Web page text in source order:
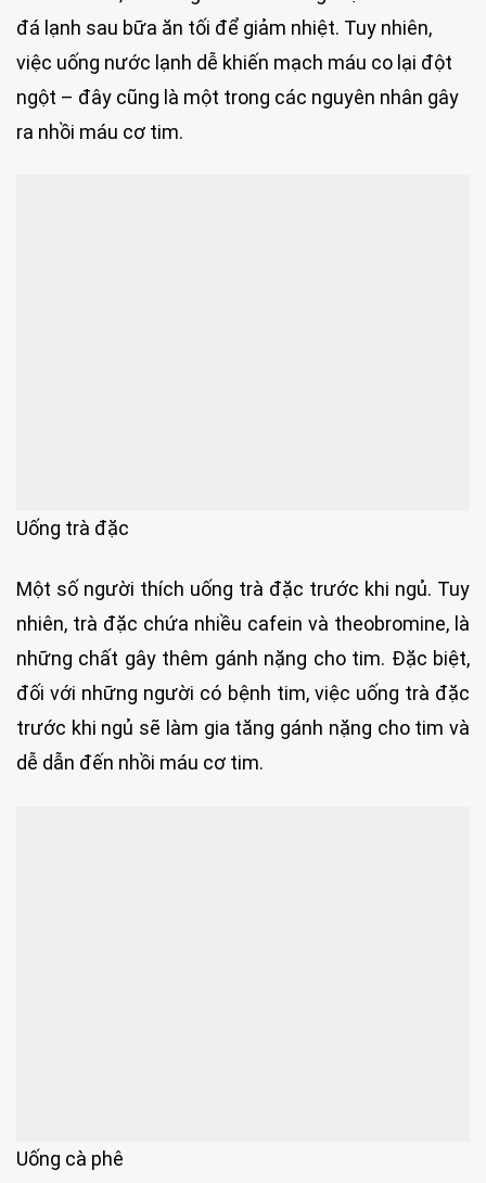
đá lạnh sau bữa ăn tối để giảm nhiệt. Tuy nhiên,
việc uống nước lạnh dễ khiến mạch máu co lại đột
ngột – đây cũng là một trong các nguyên nhân gây
ra nhồi máu cơ tim.
Uống trà đặc
Một số người thích uống trà đặc trước khi ngủ. Tuy
nhiên, trà đặc chứa nhiều cafein và theobromine, là
những chất gây thêm gánh nặng cho tim. Đặc biệt,
đối với những người có bệnh tim, việc uống trà đặc
trước khi ngủ sẽ làm gia tăng gánh nặng cho tim và
dễ dẫn đến nhồi máu cơ tim.
Uống cà phê